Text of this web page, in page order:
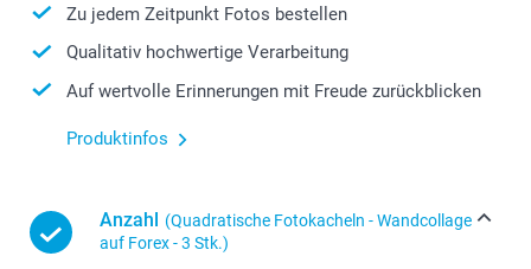
Zu jedem Zeitpunkt Fotos bestellen
Qualitativ hochwertige Verarbeitung
Auf wertvolle Erinnerungen mit Freude zurückblicken
Produktinfos
Anzahl
(Quadratische Fotokacheln - Wandcollage
auf Forex - 3 Stk.)